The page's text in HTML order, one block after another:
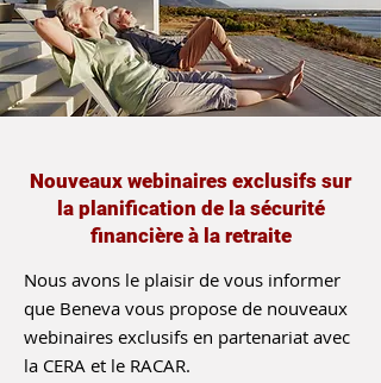
Nouveaux webinaires exclusifs sur
la planification de la sécurité
financière à la retraite
Nous avons le plaisir de vous informer
que Beneva vous propose de nouveaux
webinaires exclusifs en partenariat avec
la CERA et le RACAR.